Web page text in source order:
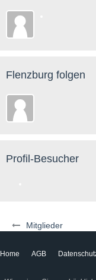
Mitglieder
Flenzburg folgen
Profil-Besucher
Home AGB